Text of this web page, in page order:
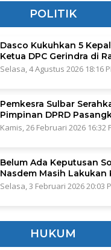
POLITIK
Dasco Kukuhkan 5
Ketua DPC Gerindra di
Selasa, 4 Agustus 2026 18:16
Pemkesra Sulbar
Pimpinan DPRD
Kamis, 26 Februari 2026 16:32
Belum Ada Keputusan
Nasdem Masih Lakukan
Selasa, 3 Februari 2026 20:03
HUKUM